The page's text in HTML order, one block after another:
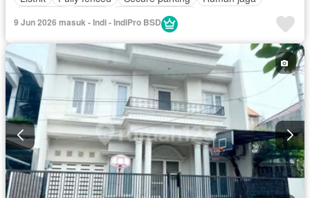
Tanpa perabotan
9 Jun 2026 masuk - Indi - IndiPro BSD